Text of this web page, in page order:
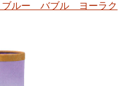
ブルー バブル ヨーラク